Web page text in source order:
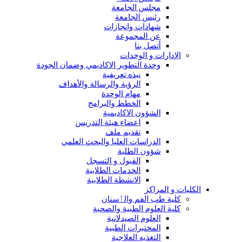
مجلس الجامعة
رئيس الجامعة
شهادات وانجازات
عن المجموعة
أتصل بنا
الإدارات و الوحدات
وحدة التطوير الاكاديمي وضمان الجودة
نبذه تعريفية
الرؤية والرسالة والأهداف
مهام الوحدة
الخطط والبرامج
الشؤون الاكاديمية
اعضاء هيئة التدريس
تقديم ملف
الدراسات العليا والبحث العلمي
شؤون الطلبة
القبول و التسجل
الخدمات الطلابية
الانشطة الطلابية
الكليات و المراكز
كلية طب الفم والٲسنان
كلية العلوم الطبية والصحية
العلوم الصيدلانية
المختبرات الطبية
التغذيه العلاجية